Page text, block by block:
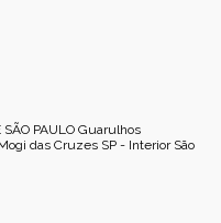
SÃO PAULO Guarulhos
das Cruzes SP - Interior São